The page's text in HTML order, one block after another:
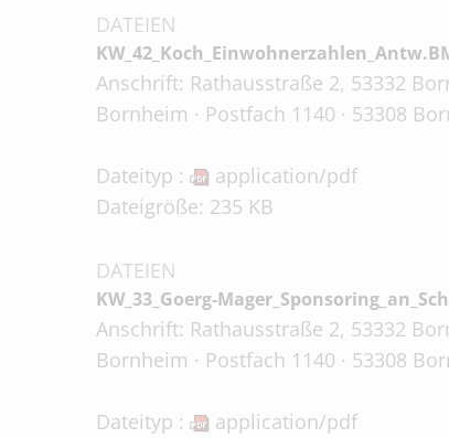
DATEIEN
Anschrift: Rathausstraße 2, 53332
Bornheim · Postfach 1140 · 53308
Dateityp :
application/pdf
Dateigröße: 235 KB
DATEIEN
KW_33_Goerg-
Anschrift: Rathausstraße 2, 53332
Bornheim · Postfach 1140 · 53308
Dateityp :
application/pdf